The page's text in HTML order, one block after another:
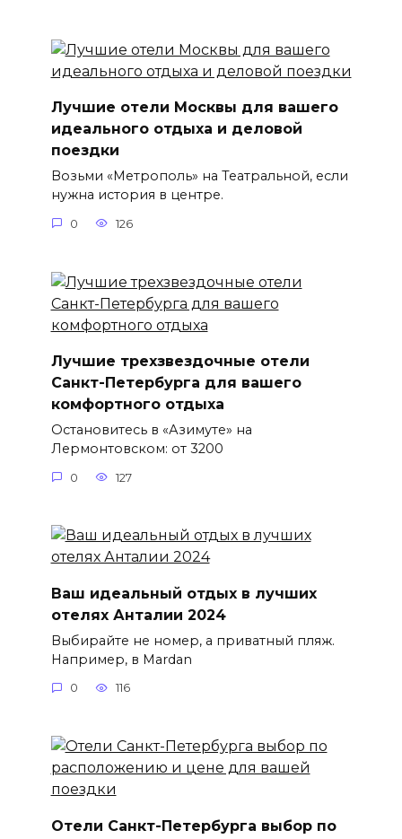
Лучшие отели Москвы для вашего
идеального отдыха и деловой
поездки
Возьми «Метрополь» на Театральной, если
нужна история в центре.
0 126
Лучшие трехзвездочные отели
Санкт-Петербурга для вашего
комфортного отдыха
Остановитесь в «Азимуте» на
Лермонтовском: от 3200
0 127
Ваш идеальный отдых в лучших
отелях Анталии 2024
Выбирайте не номер, а приватный пляж.
Например, в Mardan
0 116
Отели Санкт-Петербурга выбор по